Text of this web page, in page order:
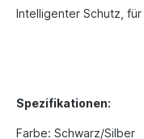
Intelligenter Schutz,
Spezifikationen:
Farbe: Schwarz/Silber